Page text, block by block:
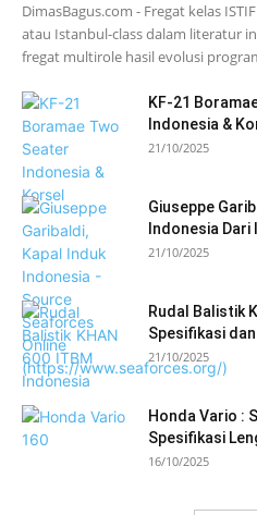
DimasBagus.com - Fregat kelas
atau Istanbul-class dalam literatur
fregat multirole hasil evolusi
KF-21
Indonesia &
21/10/2025
Giuseppe
Indonesia Dari
21/10/2025
Rudal Balistik
Spesifikasi
21/10/2025
Honda Vario :
Spesifikasi
16/10/2025